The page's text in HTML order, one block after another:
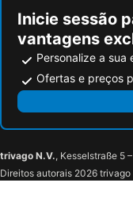
Inicie sessão
vantagens
Personalize a sua
Ofertas e preços
trivago N.V., Kesselstraße 5
Direitos autorais 2026